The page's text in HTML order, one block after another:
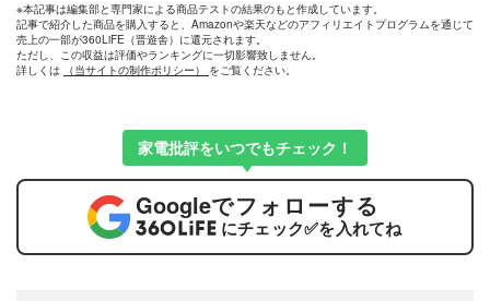
※本記事は編集部と専門家による商品テストの結果のもと作成しています。
記事で紹介した商品を購入すると、Amazonや楽天などのアフィリエイトプログラムを通じて
売上の一部が360LiFE（晋遊舎）に還元されます。
ただし、この収益は評価やランキングに一切影響致しません。
詳しくは
（当サイトの制作ポリシー） をご覧ください。
家電批評をいつでもチェック！
Googleでフォローする
にチェック✅を入れてね